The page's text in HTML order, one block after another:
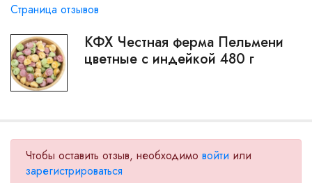
Страница отзывов
КФХ Честная ферма Пельмени
цветные с индейкой 480 г
Чтобы оставить отзыв, необходимо войти или
зарегистрироваться